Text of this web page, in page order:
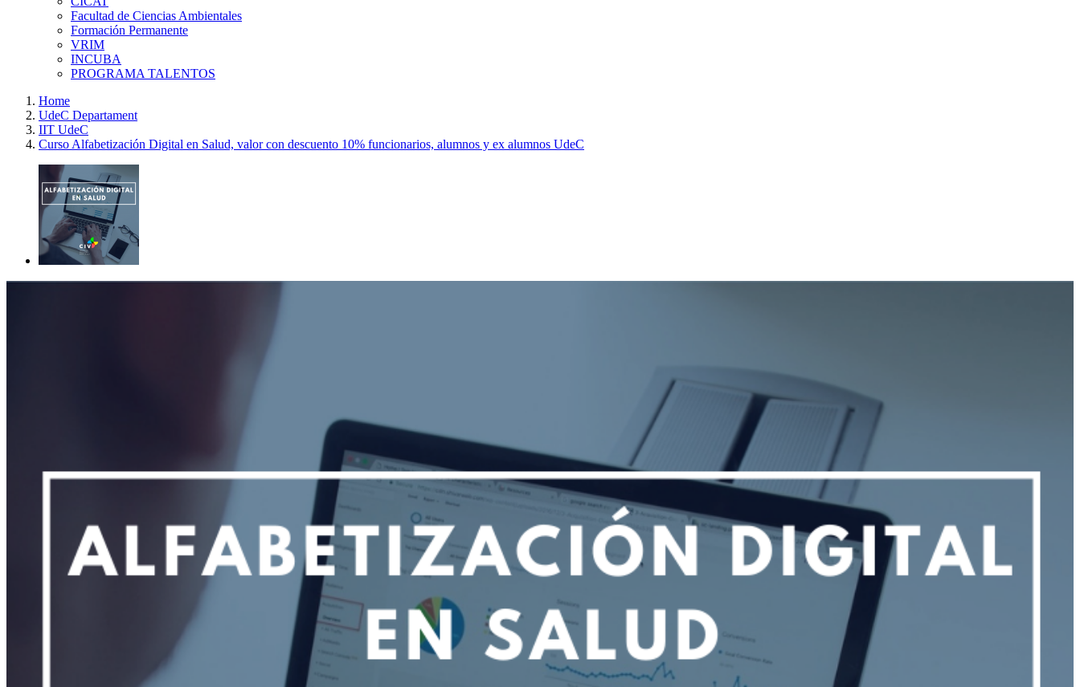
Facultad de Ciencias Ambientales
Formación Permanente
VRIM
INCUBA
PROGRAMA TALENTOS
Home
UdeC Departament
IIT UdeC
Curso Alfabetización Digital en Salud, valor con descuento 10% funcionarios, alumnos y ex alumnos UdeC